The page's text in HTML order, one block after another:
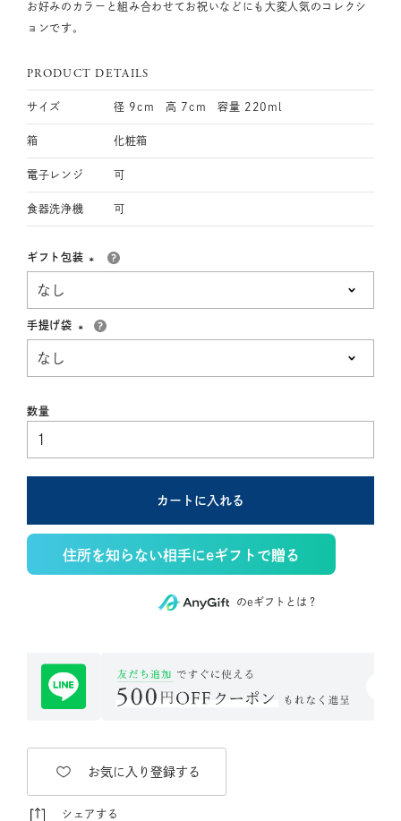
お好みのカラーと組み合わせてお祝いなどにも大変人気のコレクシ
ョンです。
PRODUCT DETAILS
サイズ 径 9cm 高 7cm 容量 220ml
箱 化粧箱
電子レンジ 可
食器洗浄機 可
ギフト包装
手提げ袋
カートに入れる
住所を知らない相手にeギフトで贈る
のeギフトとは？
お気に入り登録する
シェアする